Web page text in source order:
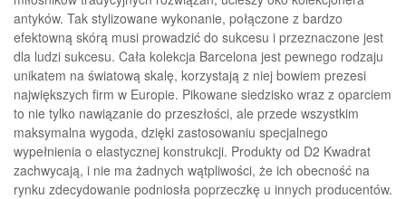
antyków. Tak stylizowane wykonanie, połączone z bardzo
efektowną skórą musi prowadzić do sukcesu i przeznaczone jest
dla ludzi sukcesu. Cała kolekcja Barcelona jest pewnego rodzaju
unikatem na światową skalę, korzystają z niej bowiem prezesi
największych firm w Europie. Pikowane siedzisko wraz z oparciem
to nie tylko nawiązanie do przeszłości, ale przede wszystkim
maksymalna wygoda, dzięki zastosowaniu specjalnego
wypełnienia o elastycznej konstrukcji. Produkty od D2 Kwadrat
zachwycają, i nie ma żadnych wątpliwości, że ich obecność na
rynku zdecydowanie podniosła poprzeczkę u innych producentów.